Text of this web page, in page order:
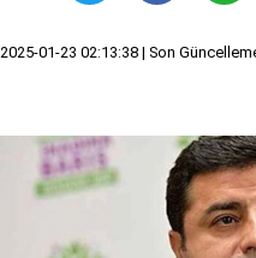
2025-01-23 02:13:38 | Son